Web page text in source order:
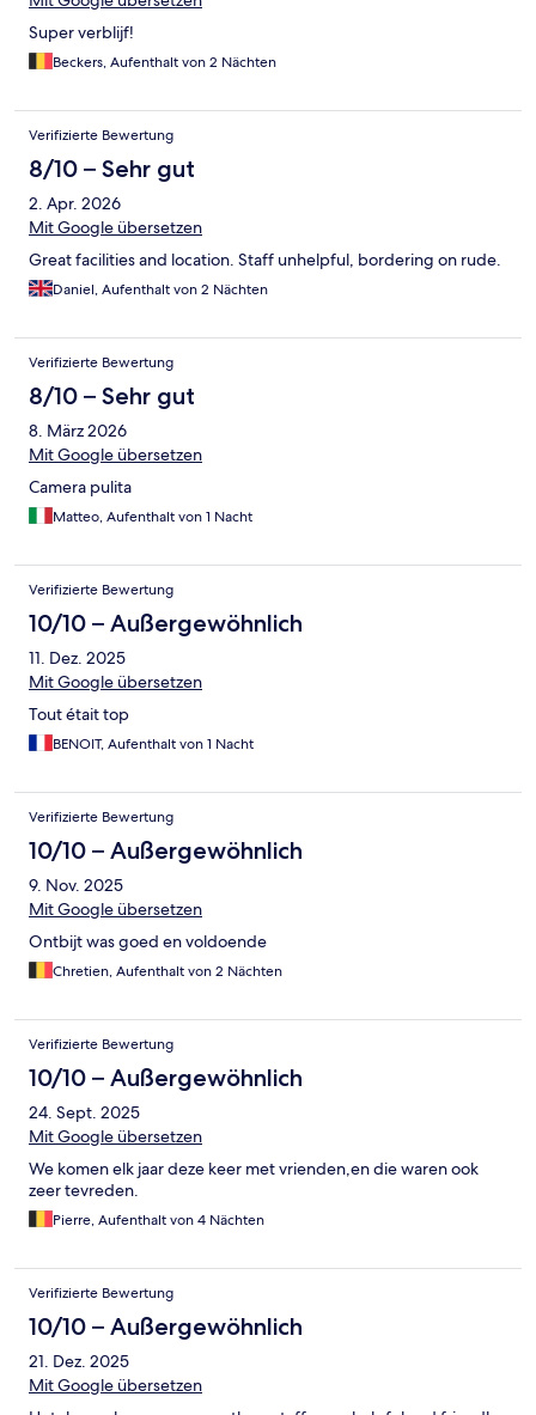
Super verblijf!
Beckers, Aufenthalt von 2 Nächten
Verifizierte Bewertung
8/10 – Sehr gut
2. Apr. 2026
Mit Google übersetzen
Great facilities and location. Staff unhelpful, bordering on rude.
Daniel, Aufenthalt von 2 Nächten
Verifizierte Bewertung
8/10 – Sehr gut
8. März 2026
Mit Google übersetzen
Camera pulita
Matteo, Aufenthalt von 1 Nacht
Verifizierte Bewertung
10/10 – Außergewöhnlich
11. Dez. 2025
Mit Google übersetzen
Tout était top
BENOIT, Aufenthalt von 1 Nacht
Verifizierte Bewertung
10/10 – Außergewöhnlich
9. Nov. 2025
Mit Google übersetzen
Ontbijt was goed en voldoende
Chretien, Aufenthalt von 2 Nächten
Verifizierte Bewertung
10/10 – Außergewöhnlich
24. Sept. 2025
Mit Google übersetzen
We komen elk jaar deze keer met vrienden,en die waren ook
zeer tevreden.
Pierre, Aufenthalt von 4 Nächten
Verifizierte Bewertung
10/10 – Außergewöhnlich
21. Dez. 2025
Mit Google übersetzen